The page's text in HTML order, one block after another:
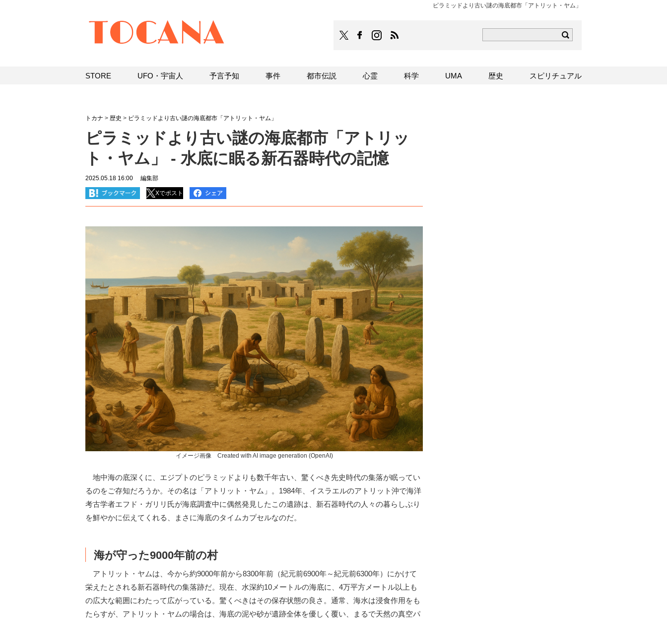
ピラミッドより古い謎の海底都市「アトリット・ヤム」
TOCANAのFacebookはこちら
TOCANAのinstagramはこちら
トカナ > 歴史 > ピラミッドより古い謎の海底都市「アトリット・ヤム」
ピラミッドより古い謎の海底都市「アトリッ
ト・ヤム」 ‐ 水底に眠る新石器時代の記憶
2025.05.18 16:00 編集部
Xでポスト
イメージ画像 Created with AI image generation (OpenAI)
地中海の底深くに、エジプトのピラミッドよりも数千年古い、驚くべき先史時代の集落が眠ってい
るのをご存知だろうか。その名は「アトリット・ヤム」。1984年、イスラエルのアトリット沖で海洋
考古学者エフド・ガリリ氏が海底調査中に偶然発見したこの遺跡は、新石器時代の人々の暮らしぶり
を鮮やかに伝えてくれる、まさに海底のタイムカプセルなのだ。
海が守った9000年前の村
アトリット・ヤムは、今から約9000年前から8300年前（紀元前6900年～紀元前6300年）にかけて
栄えたとされる新石器時代の集落跡だ。現在、水深約10メートルの海底に、4万平方メートル以上も
の広大な範囲にわたって広がっている。驚くべきはその保存状態の良さ。通常、海水は浸食作用をも
たらすが、アトリット・ヤムの場合は、海底の泥や砂が遺跡全体を優しく覆い、まるで天然の真空パ
STORE UFO・宇宙人 予言予知 事件 都市伝説 心霊 科学 UMA 歴史 スピリチュアル